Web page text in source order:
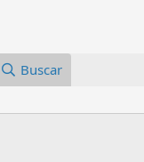
Buscar